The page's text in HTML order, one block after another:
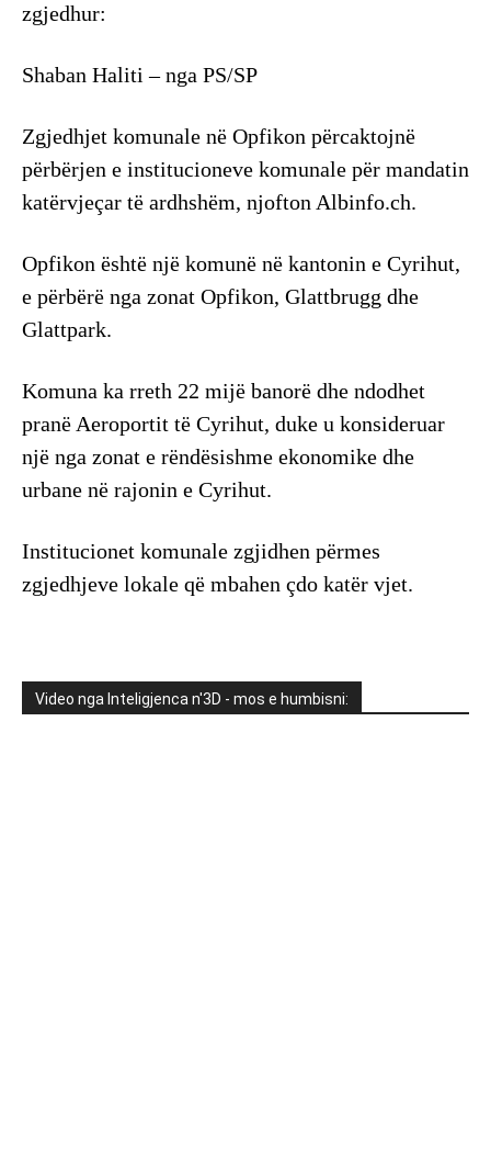
zgjedhur:
Shaban Haliti – nga PS/SP
Zgjedhjet komunale në Opfikon përcaktojnë
përbërjen e institucioneve komunale për mandatin
katërvjeçar të ardhshëm, njofton Albinfo.ch.
Opfikon është një komunë në kantonin e Cyrihut,
e përbërë nga zonat Opfikon, Glattbrugg dhe
Glattpark.
Komuna ka rreth 22 mijë banorë dhe ndodhet
pranë Aeroportit të Cyrihut, duke u konsideruar
një nga zonat e rëndësishme ekonomike dhe
urbane në rajonin e Cyrihut.
Institucionet komunale zgjidhen përmes
zgjedhjeve lokale që mbahen çdo katër vjet.
Video nga Inteligjenca n'3D - mos e humbisni: